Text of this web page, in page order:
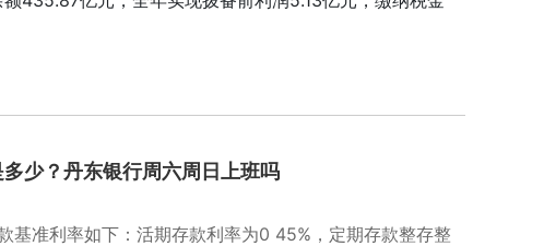
少？丹东银行周六周日上班吗
基准利率如下：活期存款利率为0 45%，定期存款整存整